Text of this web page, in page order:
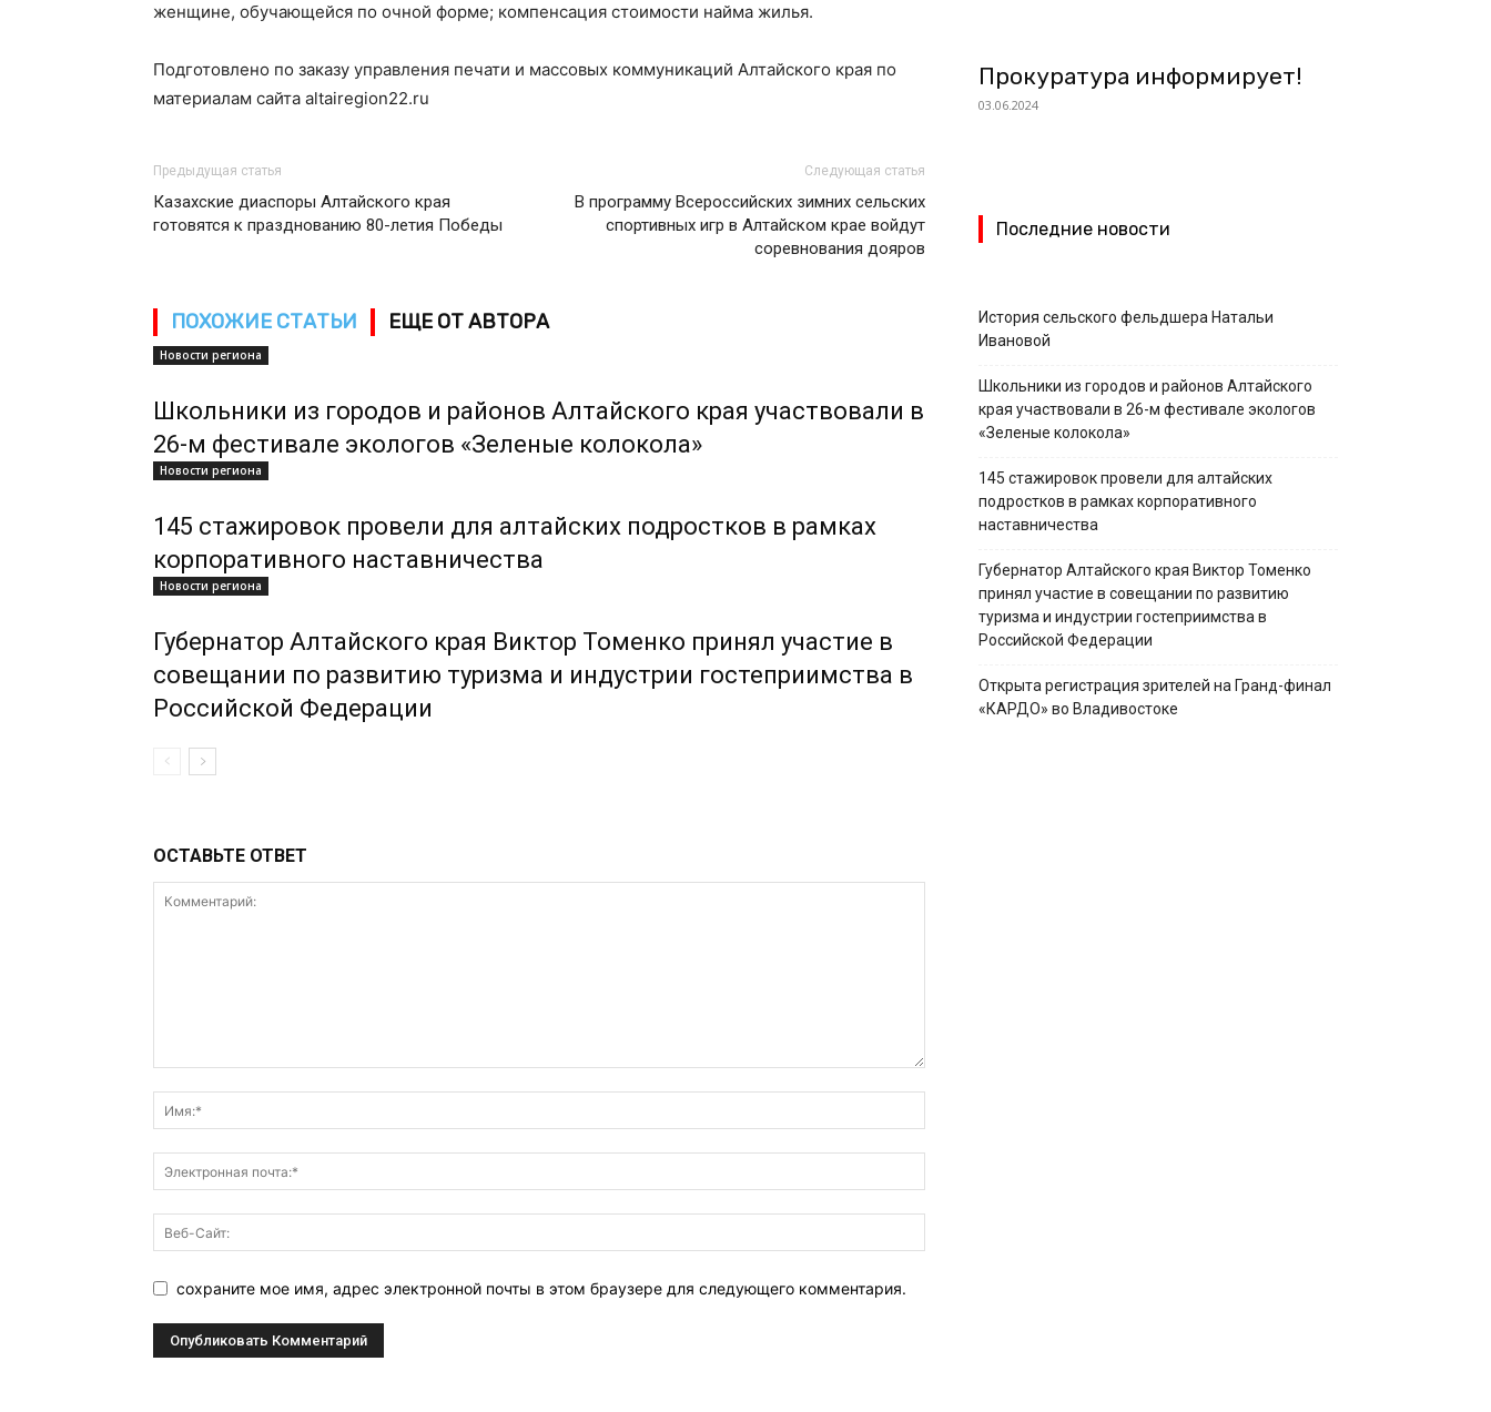
женщине, обучающейся по очной форме; компенсация стоимости найма жилья.
Подготовлено по заказу управления печати и массовых коммуникаций Алтайского края по
материалам сайта altairegion22.ru
Предыдущая статья
Казахские диаспоры Алтайского края
готовятся к празднованию 80-летия Победы
Следующая статья
В программу Всероссийских зимних сельских
спортивных игр в Алтайском крае войдут
соревнования дояров
ПОХОЖИЕ СТАТЬИ ЕЩЕ ОТ АВТОРА
Новости региона
Школьники из городов и районов Алтайского края участвовали в
26-м фестивале экологов «Зеленые колокола»
Новости региона
145 стажировок провели для алтайских подростков в рамках
корпоративного наставничества
Новости региона
Губернатор Алтайского края Виктор Томенко принял участие в
совещании по развитию туризма и индустрии гостеприимства в
Российской Федерации
ОСТАВЬТЕ ОТВЕТ
сохраните мое имя, адрес электронной почты в этом браузере для следующего комментария.
Прокуратура информирует!
03.06.2024
Последние новости
История сельского фельдшера Натальи
Ивановой
Школьники из городов и районов Алтайского
края участвовали в 26-м фестивале экологов
«Зеленые колокола»
145 стажировок провели для алтайских
подростков в рамках корпоративного
наставничества
Губернатор Алтайского края Виктор Томенко
принял участие в совещании по развитию
туризма и индустрии гостеприимства в
Российской Федерации
Открыта регистрация зрителей на Гранд-финал
«КАРДО» во Владивостоке